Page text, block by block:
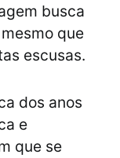
busca
que
escusas.
dos anos
e
que se